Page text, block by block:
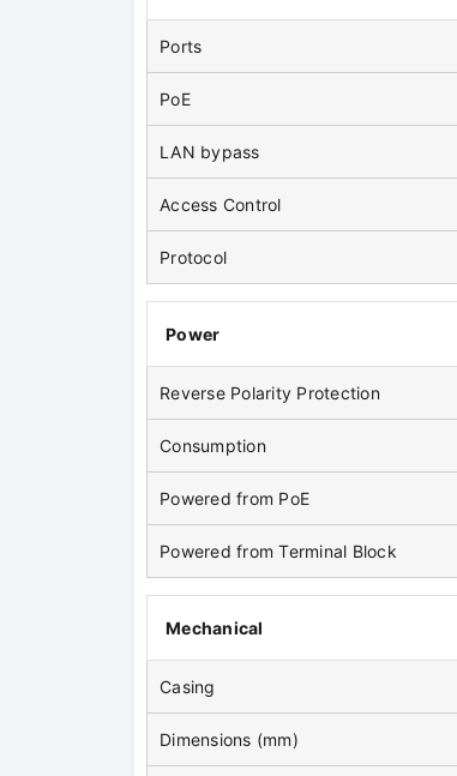
Ports
PoE
LAN bypass
Access Control
Protocol
Power
Reverse Polarity Protection
Consumption
Powered from PoE
Powered from Terminal Block
Mechanical
Casing
Dimensions (mm)